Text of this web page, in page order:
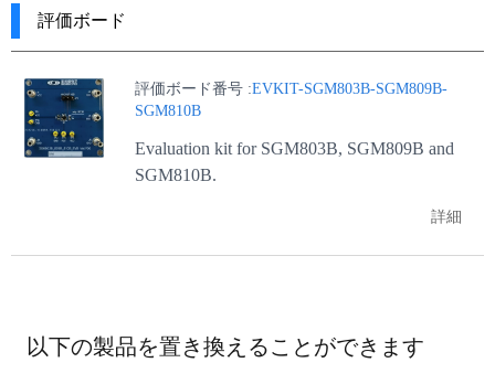
評価ボード
評価ボード番号 :EVKIT-SGM803B-SGM809B-
SGM810B
Evaluation kit for SGM803B, SGM809B and
SGM810B.
詳細
以下の製品を置き換えることができます